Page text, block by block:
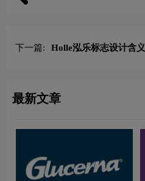
下一篇:
Holle泓乐标志设计含
最新文章